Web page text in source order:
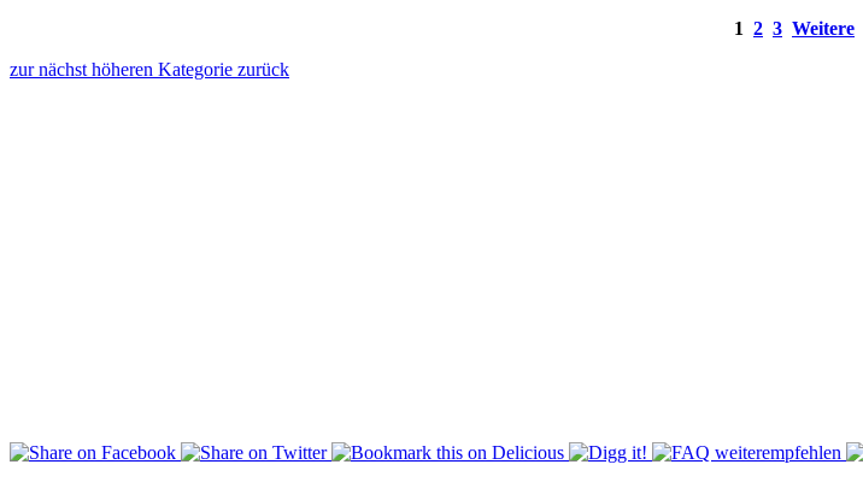
1 2 3 Weitere
zur nächst höheren Kategorie zurück